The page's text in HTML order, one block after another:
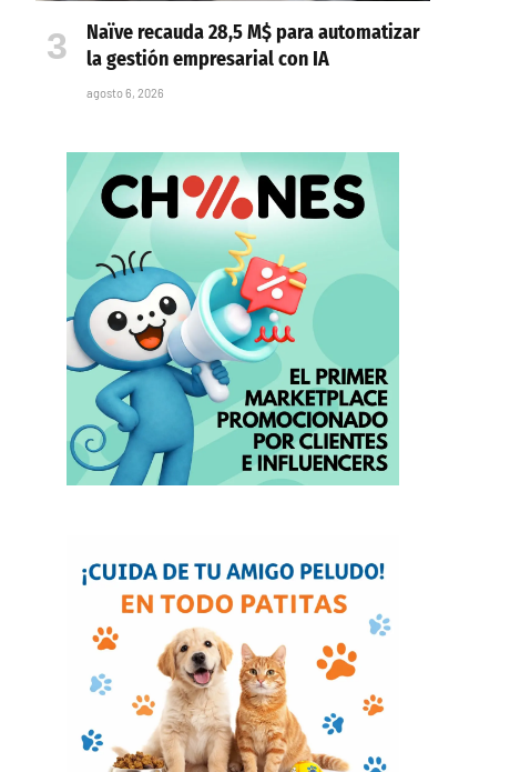
Naïve recauda 28,5 M$ para automatizar
la gestión empresarial con IA
agosto 6, 2026